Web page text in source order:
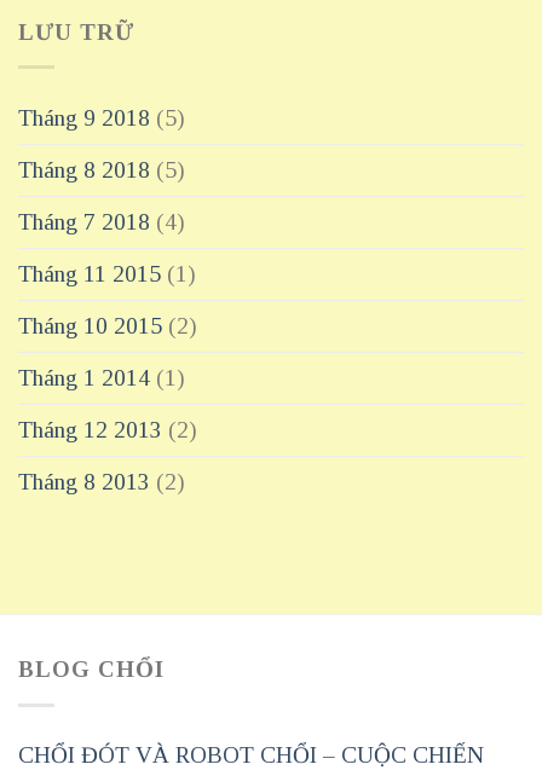
LƯU TRỮ
Tháng 9 2018 (5)
Tháng 8 2018 (5)
Tháng 7 2018 (4)
Tháng 11 2015 (1)
Tháng 10 2015 (2)
Tháng 1 2014 (1)
Tháng 12 2013 (2)
Tháng 8 2013 (2)
BLOG CHỔI
CHỔI ĐÓT VÀ ROBOT CHỔI – CUỘC CHIẾN